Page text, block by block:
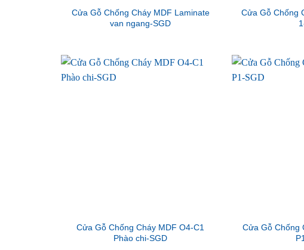
Cửa Gỗ Chống Cháy MDF Laminate
van ngang-SGD
Cửa Gỗ Chống
Cửa Gỗ Chống Cháy MDF O4-C1
Phào chi-SGD
Cửa Gỗ Chống